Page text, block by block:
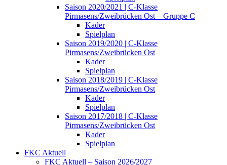
Saison 2020/2021 | C-Klasse
Pirmasens/Zweibrücken Ost – Gruppe C
Kader
Spielplan
Saison 2019/2020 | C-Klasse
Pirmasens/Zweibrücken Ost
Kader
Spielplan
Saison 2018/2019 | C-Klasse
Pirmasens/Zweibrücken Ost
Kader
Spielplan
Saison 2017/2018 | C-Klasse
Pirmasens/Zweibrücken Ost
Kader
Spielplan
FKC Aktuell
FKC Aktuell – Saison 2026/2027